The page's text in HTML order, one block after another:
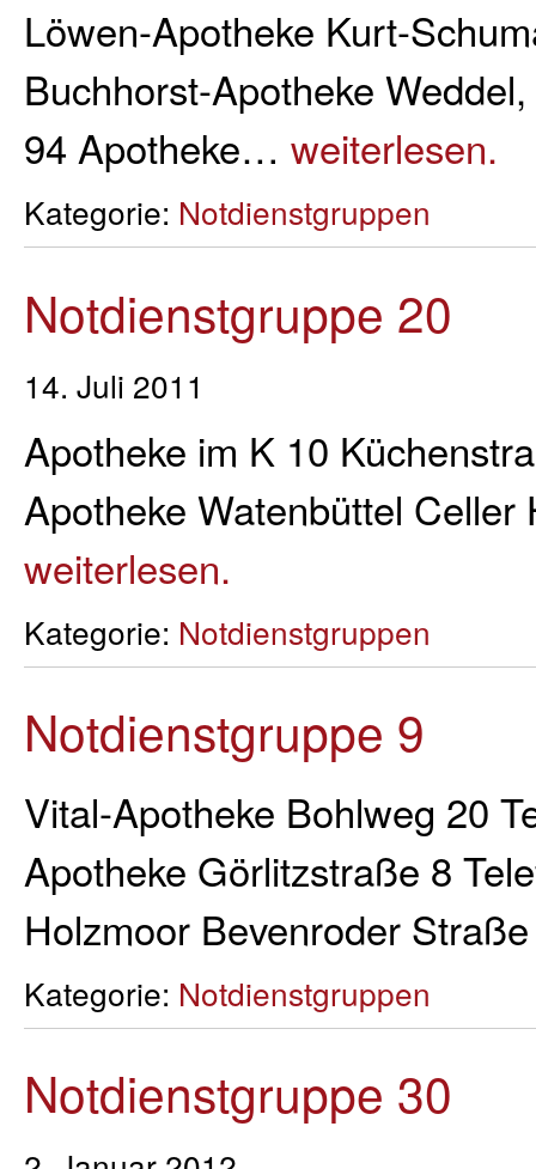
Löwen-Apotheke Kurt-
Buchhorst-Apotheke
94 Apotheke… weiterlesen.
Kategorie: Notdienstgruppen
Notdienstgruppe 20
14. Juli 2011
Apotheke im K 10
Apotheke Watenbüttel
weiterlesen.
Kategorie: Notdienstgruppen
Notdienstgruppe 9
Vital-Apotheke Bohlweg 20
Apotheke Görlitzstraße 8
Holzmoor Bevenroder
Kategorie: Notdienstgruppen
Notdienstgruppe 30